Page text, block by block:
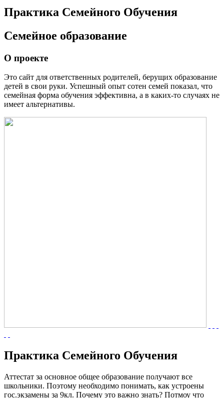
Практика Семейного Обучения
Семейное образование
О проекте
Это сайт для ответственных родителей, берущих образование
детей в свои руки. Успешный опыт сотен семей показал, что
семейная форма обучения эффективна, а в каких-то случаях не
имеет альтернативы.
Практика Семейного Обучения
Аттестат за основное общее образование получают все
школьники. Поэтому необходимо понимать, как устроены
гос.экзамены за 9кл. Почему это важно знать? Потмоу что